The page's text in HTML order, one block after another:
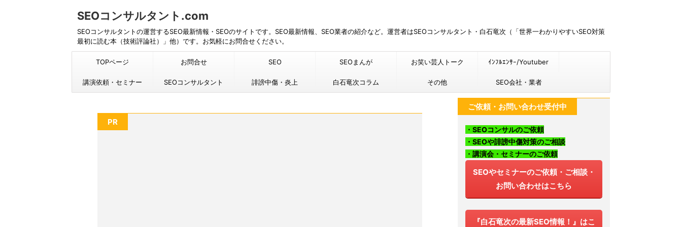
SEOコンサルタント.com
SEOコンサルタントの運営するSEO最新情報・SEOのサイトです。SEO最新情報、SEO業者の紹介など。運営者はSEOコンサルタント・白石竜次（「世界一わかりやすいSEO対策
最初に読む本（技術評論社）」他）です。お気軽にお問合せください。
TOPページ お問合せ SEO SEOまんが お笑い芸人トーク ｲﾝﾌﾙｴﾝｻｰ/Youtuber
講演依頼・セミナー SEOコンサルタント 誹謗中傷・炎上 白石竜次コラム その他 SEO会社・業者
PR
ご依頼・お問い合わせ受付中
・SEOコンサルのご依頼
・SEOや誹謗中傷対策のご相談
・講演会・セミナーのご依頼
SEOやセミナーのご依頼・ご相談・
お問い合わせはこちら
『白石竜次の最新SEO情報！』はこ